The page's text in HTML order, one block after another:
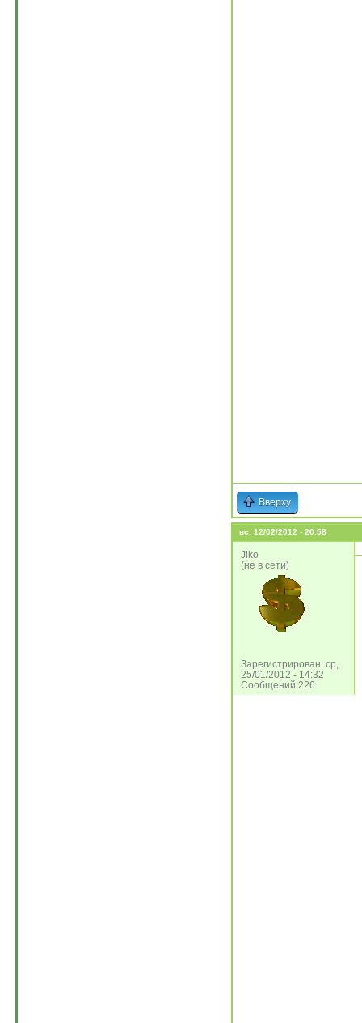
Вверху
вс, 12/02/2012 - 20:58
Jiko
(не в сети)
Зарегистрирован: ср,
25/01/2012 - 14:32
Сообщений:226